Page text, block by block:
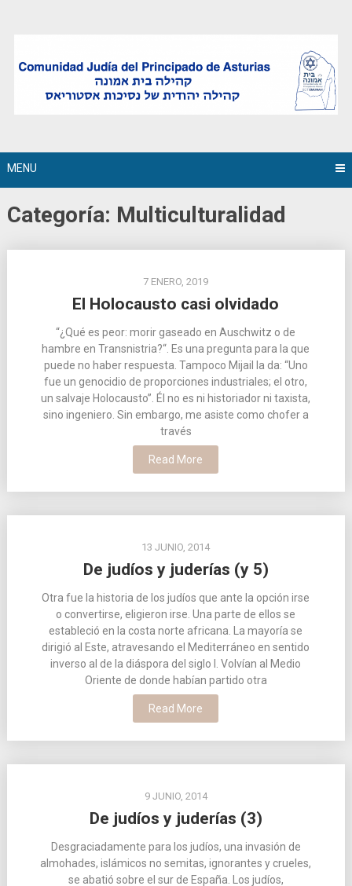
MENU
Categoría: Multiculturalidad
7 ENERO, 2019
El Holocausto casi olvidado
“¿Qué es peor: morir gaseado en Auschwitz o de
hambre en Transnistria?“. Es una pregunta para la que
puede no haber respuesta. Tampoco Mijail la da: “Uno
fue un genocidio de proporciones industriales; el otro,
un salvaje Holocausto”. Él no es ni historiador ni taxista,
sino ingeniero. Sin embargo, me asiste como chofer a
través
Read More
13 JUNIO, 2014
De judíos y juderías (y 5)
Otra fue la historia de los judíos que ante la opción irse
o convertirse, eligieron irse. Una parte de ellos se
estableció en la costa norte africana. La mayoría se
dirigió al Este, atravesando el Mediterráneo en sentido
inverso al de la diáspora del siglo I. Volvían al Medio
Oriente de donde habían partido otra
Read More
9 JUNIO, 2014
De judíos y juderías (3)
Desgraciadamente para los judíos, una invasión de
almohades, islámicos no semitas, ignorantes y crueles,
se abatió sobre el sur de España. Los judíos,